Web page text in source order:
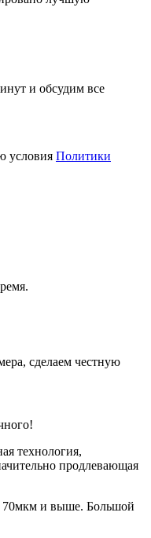
и обсудим все
условия Политики
сделаем честную
технология,
продлевающая
70мкм и выше. Большой